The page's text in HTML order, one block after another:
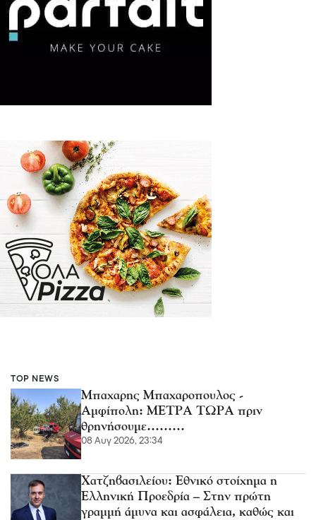
TOP NEWS
Μπαχαρης Μπαχαροπουλος -
Αμφίπολη: ΜΕΤΡΑ ΤΩΡΑ πριν
θρηνήσουμε………
08 Αυγ 2026, 23:34
Χατζηβασιλείου: Εθνικό στοίχημα η
Ελληνική Προεδρία – Στην πρώτη
γραμμή άμυνα και ασφάλεια, καθώς και